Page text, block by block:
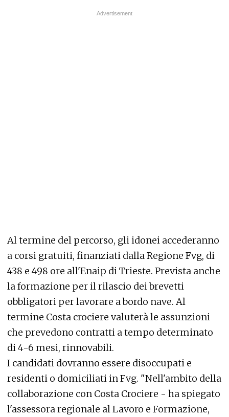
Al termine del percorso, gli idonei accederanno
a corsi gratuiti, finanziati dalla Regione Fvg, di
438 e 498 ore all'Enaip di Trieste. Prevista anche
la formazione per il rilascio dei brevetti
obbligatori per lavorare a bordo nave. Al
termine Costa crociere valuterà le assunzioni
che prevedono contratti a tempo determinato
di 4-6 mesi, rinnovabili.
I candidati dovranno essere disoccupati e
residenti o domiciliati in Fvg. "Nell'ambito della
collaborazione con Costa Crociere - ha spiegato
l'assessora regionale al Lavoro e Formazione,